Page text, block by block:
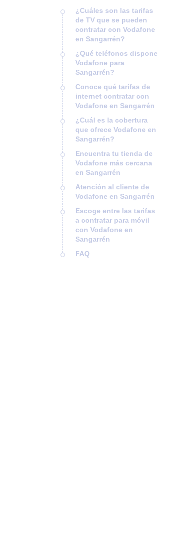
¿Cuáles son las tarifas
de TV que se pueden
contratar con Vodafone
en Sangarrén?
¿Qué teléfonos dispone
Vodafone para
Sangarrén?
Conoce qué tarifas de
internet contratar con
Vodafone en Sangarrén
¿Cuál es la cobertura
que ofrece Vodafone en
Sangarrén?
Encuentra tu tienda de
Vodafone más cercana
en Sangarrén
Atención al cliente de
Vodafone en Sangarrén
Escoge entre las tarifas
a contratar para móvil
con Vodafone en
Sangarrén
FAQ